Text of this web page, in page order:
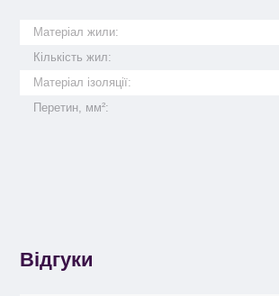
Матеріал жили:
Кількість жил:
Матеріал ізоляції:
Перетин, мм²:
Відгуки